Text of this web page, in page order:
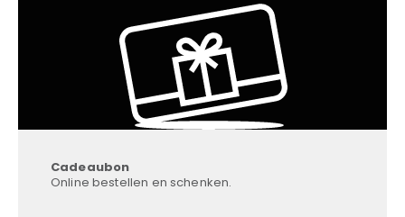
Cadeaubon
Online bestellen en schenken.